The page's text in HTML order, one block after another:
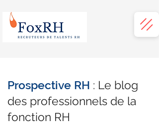
Prospective RH : Le blog
des professionnels de la
fonction RH